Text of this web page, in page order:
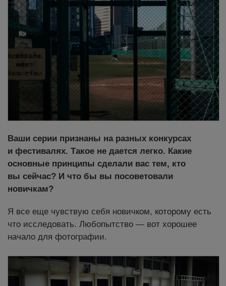
Ваши серии признаны на разных конкурсах
и фестивалях. Такое не дается легко. Какие
основные принципы сделали вас тем, кто
вы сейчас? И что бы вы посоветовали
новичкам?
Я все еще чувствую себя новичком, которому есть
что исследовать. Любопытство — вот хорошее
начало для фотографии.